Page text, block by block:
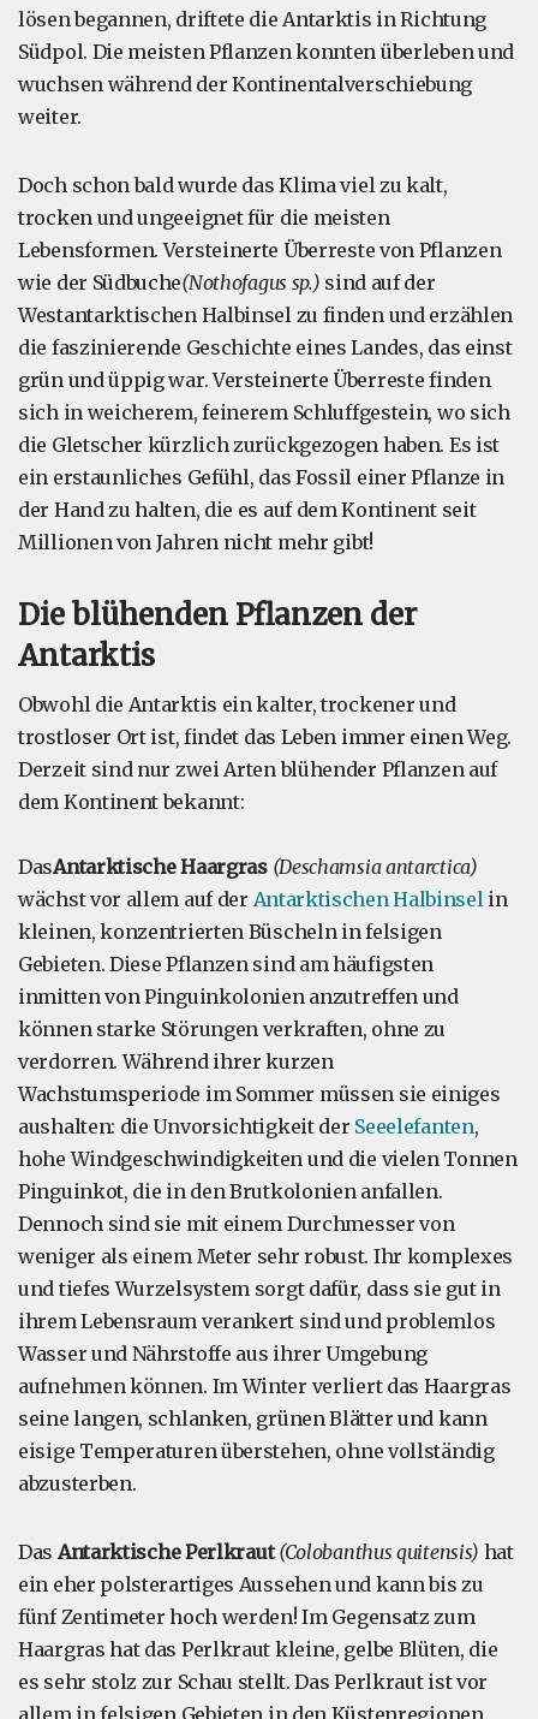
lösen begannen, driftete die Antarktis in Richtung
Südpol. Die meisten Pflanzen konnten überleben und
wuchsen während der Kontinentalverschiebung
weiter.
Doch schon bald wurde das Klima viel zu kalt,
trocken und ungeeignet für die meisten
Lebensformen. Versteinerte Überreste von Pflanzen
wie der Südbuche(Nothofagus sp.) sind auf der
Westantarktischen Halbinsel zu finden und erzählen
die faszinierende Geschichte eines Landes, das einst
grün und üppig war. Versteinerte Überreste finden
sich in weicherem, feinerem Schluffgestein, wo sich
die Gletscher kürzlich zurückgezogen haben. Es ist
ein erstaunliches Gefühl, das Fossil einer Pflanze in
der Hand zu halten, die es auf dem Kontinent seit
Millionen von Jahren nicht mehr gibt!
Die blühenden Pflanzen der
Antarktis
Obwohl die Antarktis ein kalter, trockener und
trostloser Ort ist, findet das Leben immer einen Weg.
Derzeit sind nur zwei Arten blühender Pflanzen auf
dem Kontinent bekannt:
DasAntarktische Haargras (Deschamsia antarctica)
wächst vor allem auf der Antarktischen Halbinselin
kleinen, konzentrierten Büscheln in felsigen
Gebieten. Diese Pflanzen sind am häufigsten
inmitten von Pinguinkolonien anzutreffen und
können starke Störungen verkraften, ohne zu
verdorren. Während ihrer kurzen
Wachstumsperiode im Sommer müssen sie einiges
aushalten: die Unvorsichtigkeit der Seeelefanten,
hohe Windgeschwindigkeiten und die vielen Tonnen
Pinguinkot, die in den Brutkolonien anfallen.
Dennoch sind sie mit einem Durchmesser von
weniger als einem Meter sehr robust. Ihr komplexes
und tiefes Wurzelsystem sorgt dafür, dass sie gut in
ihrem Lebensraum verankert sind und problemlos
Wasser und Nährstoffe aus ihrer Umgebung
aufnehmen können. Im Winter verliert das Haargras
seine langen, schlanken, grünen Blätter und kann
eisige Temperaturen überstehen, ohne vollständig
abzusterben.
Das Antarktische Perlkraut (Colobanthus quitensis) hat
ein eher polsterartiges Aussehen und kann bis zu
fünf Zentimeter hoch werden! Im Gegensatz zum
Haargras hat das Perlkraut kleine, gelbe Blüten, die
es sehr stolz zur Schau stellt. Das Perlkraut ist vor
allem in felsigen Gebieten in den Küstenregionen